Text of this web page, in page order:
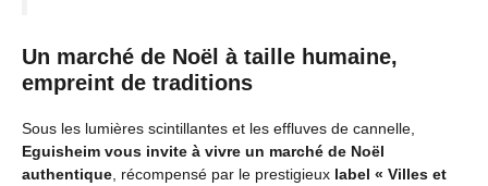
Un marché de Noël à taille humaine,
empreint de traditions
Sous les lumières scintillantes et les effluves de cannelle,
Eguisheim vous invite à vivre un marché de Noël
authentique , récompensé par le prestigieux label « Villes et